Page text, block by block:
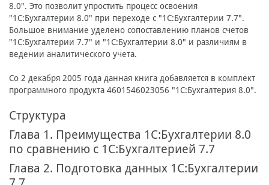
8.0". Это позволит упростить процесс освоения
"1С:Бухгалтерии 8.0" при переходе с "1С:Бухгалтерии 7.7".
Большое внимание уделено сопоставлению планов счетов
"1С:Бухгалтерии 7.7" и "1С:Бухгалтерии 8.0" и различиям в
ведении аналитического учета.
Со 2 декабря 2005 года данная книга добавляется в комплект
программного продукта 4601546023056 "1C:Бухгалтерия 8.0".
Структура
Глава 1. Преимущества 1С:Бухгалтерии 8.0
по сравнению с 1С:Бухгалтерией 7.7
Глава 2. Подготовка данных 1С:Бухгалтерии